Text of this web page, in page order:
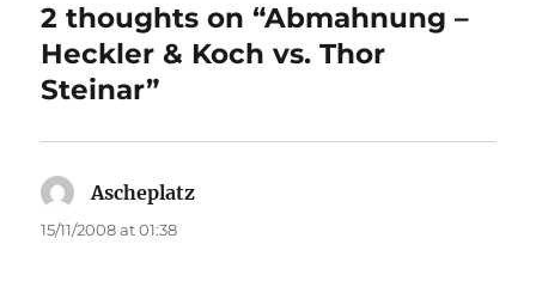
2 thoughts on “Abmahnung –
Heckler & Koch vs. Thor
Steinar”
Ascheplatz
15/11/2008 at 01:38